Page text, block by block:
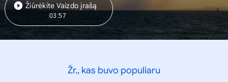
Žiūrėkite Vaizdo įrašą
03:57
Žr., kas buvo populiaru